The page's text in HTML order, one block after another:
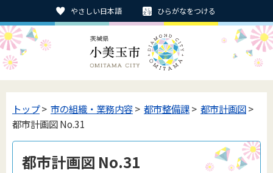
やさしい日本語 ひらがなをつける
トップ> 市の組織・業務内容> 都市整備課> 都市計画図>
都市計画図 No.31
都市計画図 No.31